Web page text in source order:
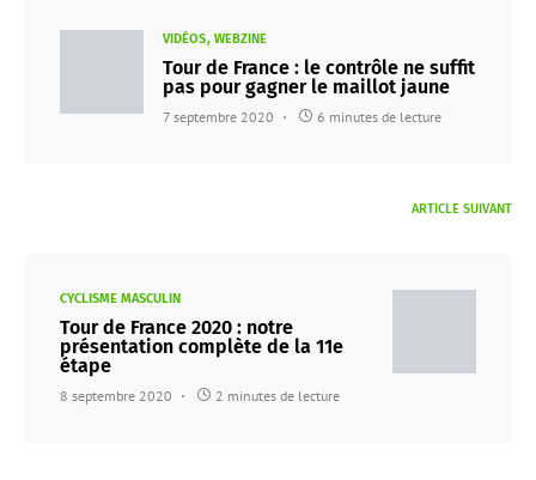
VIDÉOS WEBZINE
Tour de France : le contrôle ne suffit
pas pour gagner le maillot jaune
7 septembre 2020 6 minutes de lecture
ARTICLE SUIVANT
CYCLISME MASCULIN
Tour de France 2020 : notre
présentation complète de la 11e
étape
8 septembre 2020 2 minutes de lecture